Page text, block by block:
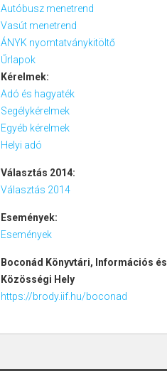
Autóbusz menetrend
Vasút menetrend
ÁNYK nyomtatványkitöltő
Űrlapok
Kérelmek:
Adó és hagyaték
Segélykérelmek
Egyéb kérelmek
Helyi adó
Választás 2014:
Választás 2014
Események:
Események
Boconád Könyvtári, Információs és
Közösségi Hely
https://brody.iif.hu/boconad